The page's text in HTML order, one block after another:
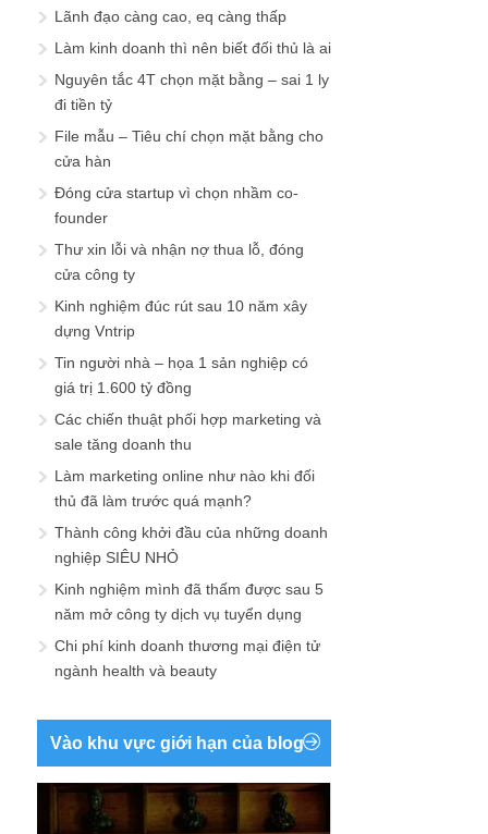
Làm marketing online như nào khi đối
thủ đã làm trước quá mạnh?
Thành công khởi đầu của những doanh
nghiệp SIÊU NHỎ
Kinh nghiệm mình đã thấm được sau 5
năm mở công ty dịch vụ tuyển dụng
Chi phí kinh doanh thương mại điện tử
ngành health và beauty
NÓI VỚI CON